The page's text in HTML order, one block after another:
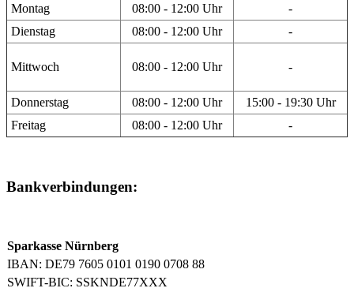
Montag 08:00 - 12:00 Uhr
-
Dienstag
08:00 - 12:00 Uhr -
Mittwoch 08:00 - 12:00 Uhr -
Donnerstag 08:00 - 12:00 Uhr
15:00 - 19:30 Uhr
Freitag
08:00 - 12:00 Uhr -
Bankverbindungen:
Sparkasse Nürnberg
IBAN: DE79 7605 0101 0190 0708 88
SWIFT-BIC: SSKNDE77XXX